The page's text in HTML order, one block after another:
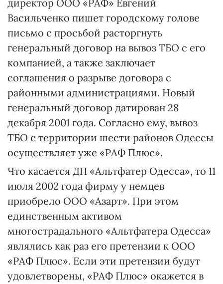
директор ООО «РАФ» Евгений
Васильченко пишет городскому голове
письмо с просьбой расторгнуть
генеральный договор на вывоз ТБО с его
компанией, а также заключает
соглашения о разрыве договора с
районными администрациями. Новый
генеральный договор датирован 28
декабря 2001 года. Согласно ему, вывоз
ТБО с территории шести районов Одессы
осуществляет уже «РАФ Плюс».
Что касается ДП «Альтфатер Одесса», то 11
июля 2002 года фирму у немцев
приобрело ООО «Азарт». При этом
единственным активом
многострадального «Альтфатера Одесса»
являлись как раз его претензии к ООО
«РАФ Плюс». Если эти претензии будут
удовлетворены, «РАФ Плюс» окажется в